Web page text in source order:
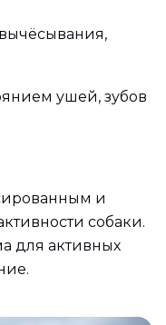
ушей, зубов
и
собаки.
для активных